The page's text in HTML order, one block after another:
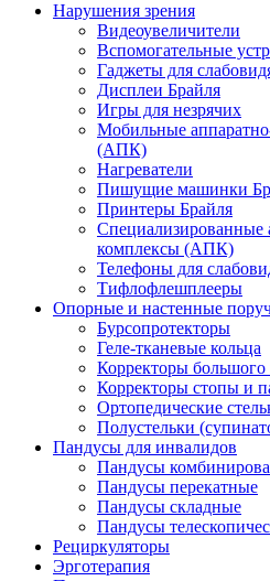
Нарушения зрения
Видеоувеличители
Вспомогательные
Гаджеты для
Дисплеи Брайля
Игры для незрячих
Мобильные
(АПК)
Нагреватели
Пишущие машинки
Принтеры Брайля
Специализированные
комплексы (АПК)
Телефоны для
Тифлофлешплееры
Опорные и настенные
Бурсопротекторы
Геле-тканевые кольца
Корректоры большого
Корректоры стопы и
Ортопедические
Полустельки
Пандусы для инвалидов
Пандусы
Пандусы перекатные
Пандусы складные
Пандусы
Рециркуляторы
Эрготерапия